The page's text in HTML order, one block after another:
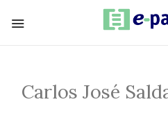
Carlos José